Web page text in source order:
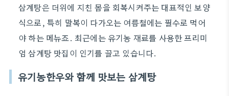
삼계탕은 더위에 지친 몸을 회복시켜주는 대표적인 보양
식으로, 특히 말복이 다가오는 여름철에는 필수로 먹어
야 하는 메뉴죠. 최근에는 유기농 재료를 사용한 프리미
엄 삼계탕 맛집이 인기를 끌고 있습니다.
유기농한우와 함께 맛보는 삼계탕